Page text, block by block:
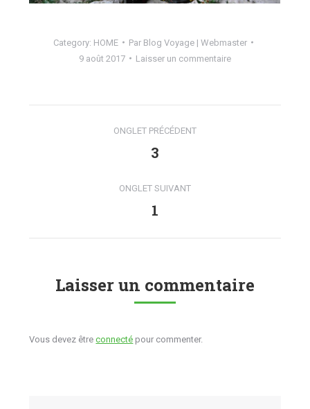
Category: HOME Par Blog Voyage | Webmaster
9 août 2017
Laisser un commentaire
Navigation
commentaire
ONGLET PRÉCÉDENT
Onglet
3
ONGLET SUIVANT
Onglet
1
Laisser un commentaire
Vous devez êtreconnecté pour commenter.